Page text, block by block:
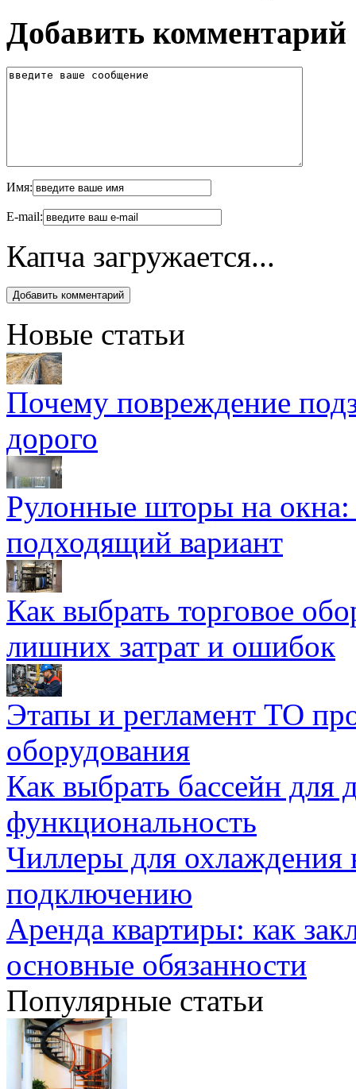
Добавить комментарий
Имя:
E-mail:
Капча загружается...
Новые статьи
Почему повреждение
дорого
Рулонные шторы на
подходящий вариант
Как выбрать торговое
лишних затрат и ошибок
Этапы и регламент ТО
оборудования
Как выбрать бассейн для
функциональность
Чиллеры для охлаждения
подключению
Аренда квартиры: как
основные обязанности
Популярные статьи